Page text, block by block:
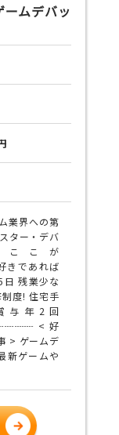
ームデバッ
業界への第
ター・デバ
こが
であれば
日 残業少な
度! 住宅手
与年2回
< 好
> ゲームデ
新ゲームや